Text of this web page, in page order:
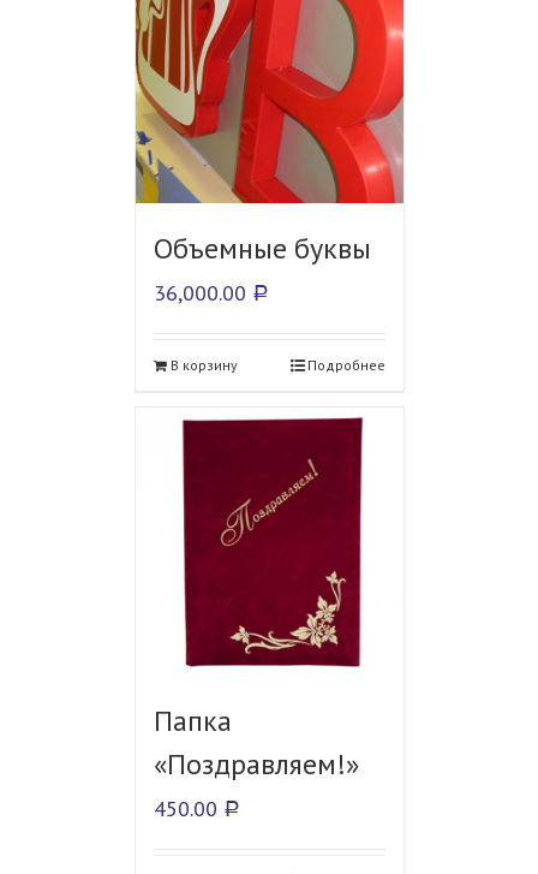
Объемные буквы
36,000.00 Р
В корзину Подробнее
Папка
«Поздравляем!»
450.00 Р